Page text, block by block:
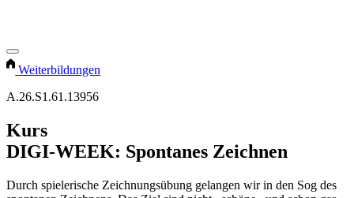
Weiterbildungen
A.26.S1.61.13956
Kurs
DIGI-WEEK: Spontanes Zeichnen
Durch spielerische Zeichnungsübung gelangen wir in den Sog des